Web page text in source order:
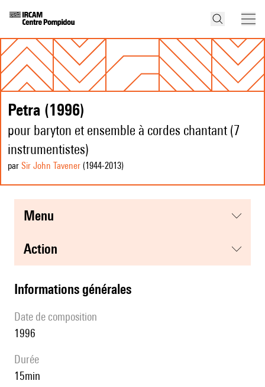
Petra (1996)
pour baryton et ensemble à cordes chantant (7
instrumentistes)
par Sir John Tavener (1944-2013)
menu
action
informations générales
date de composition
1996
durée
15min